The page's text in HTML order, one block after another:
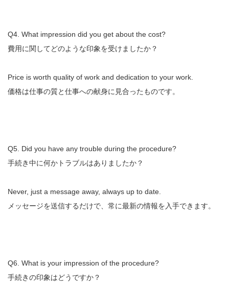
Q4. What impression did you get about the cost?
費用に関してどのような印象を受けましたか？
Price is worth quality of work and dedication to your work.
価格は仕事の質と仕事への献身に見合ったものです。
Q5. Did you have any trouble during the procedure?
手続き中に何かトラブルはありましたか？
Never, just a message away, always up to date.
メッセージを送信するだけで、常に最新の情報を入手できます。
Q6. What is your impression of the procedure?
手続きの印象はどうですか？